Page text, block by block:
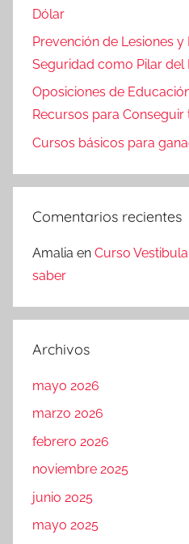
Dólar
Prevención de Lesiones y
Seguridad como Pilar del
Oposiciones de
Recursos para Conseguir
Cursos básicos para
Comentarios recientes
Amalia en Curso
saber
Archivos
mayo 2026
marzo 2026
febrero 2026
noviembre 2025
junio 2025
mayo 2025